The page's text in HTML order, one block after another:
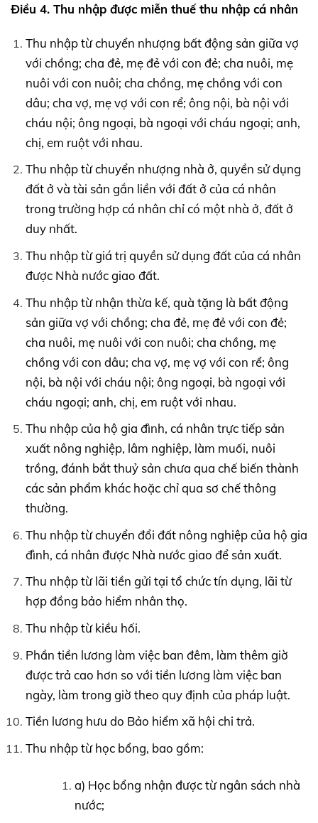
Điều 4. Thu nhập được miễn thuếthu nhập cá nhân
Thu nhập từ chuyển nhượng bất động sản giữa vợ
với chồng; cha đẻ, mẹ đẻ với con đẻ; cha nuôi, mẹ
nuôi với con nuôi; cha chồng, mẹ chồng với con
dâu; cha vợ, mẹ vợ với con rể; ông nội, bà nội với
cháu nội; ông ngoại, bà ngoại với cháu ngoại; anh,
chị, em ruột với nhau.
Thu nhập từ chuyển nhượng nhà ở, quyền sử dụng
đất ở và tài sản gắn liền với đất ở của cá nhân
trong trường hợp cá nhân chỉ có một nhà ở, đất ở
duy nhất.
Thu nhập từ giá trị quyền sử dụng đất của cá nhân
được Nhà nước giao đất.
Thu nhập từ nhận thừa kế, quà tặng là bất động
sản giữa vợ với chồng; cha đẻ, mẹ đẻ với con đẻ;
cha nuôi, mẹ nuôi với con nuôi; cha chồng, mẹ
chồng với con dâu; cha vợ, mẹ vợ với con rể; ông
nội, bà nội với cháu nội; ông ngoại, bà ngoại với
cháu ngoại; anh, chị, em ruột với nhau.
Thu nhập của hộ gia đình, cá nhân trực tiếp sản
xuất nông nghiệp, lâm nghiệp, làm muối, nuôi
trồng, đánh bắt thuỷ sản chưa qua chế biến thành
các sản phẩm khác hoặc chỉ qua sơ chế thông
thường.
Thu nhập từ chuyển đổi đất nông nghiệp của hộ gia
đình, cá nhân được Nhà nước giao để sản xuất.
Thu nhập từ lãi tiền gửi tại tổ chức tín dụng, lãi từ
hợp đồng bảo hiểm nhân thọ.
Thu nhập từ kiều hối.
Phần tiền lương làm việc ban đêm, làm thêm giờ
được trả cao hơn so với tiền lương làm việc ban
ngày, làm trong giờ theo quy định của pháp luật.
Tiền lương hưu do Bảo hiểm xã hội chi trả.
Thu nhập từ học bổng, bao gồm:
a) Học bổng nhận được từ ngân sách nhà
nước;